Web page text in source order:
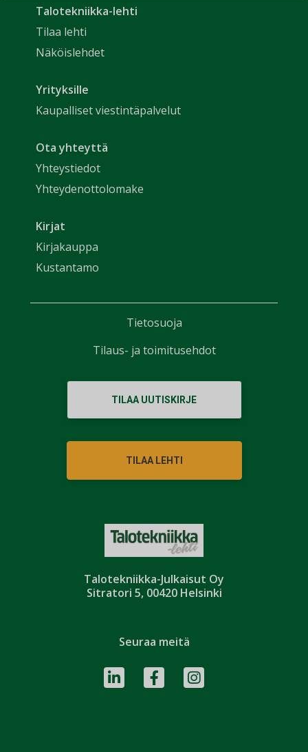
Talotekniikka-Julkaisut Oy
Sitratori 5, 00420 Helsinki
Talotekniikka-lehti
Tilaa lehti
Näköislehdet
Yrityksille
Kaupalliset viestintäpalvelut
Ota yhteyttä
Yhteystiedot
Yhteydenottolomake
Kirjat
Kirjakauppa
Kustantamo
TILAA UUTISKIRJE
TILAA LEHTI
Seuraa meitä
Tietosuoja
Tilaus- ja toimitusehdot